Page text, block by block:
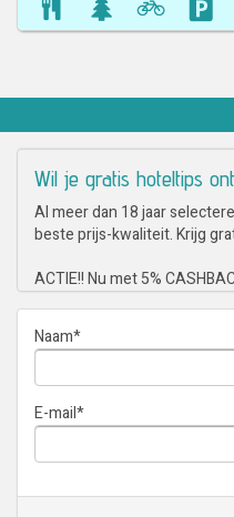
Wil je gratis hoteltips
Al meer dan 18 jaar
beste prijs-kwaliteit. Krijg
ACTIE!! Nu met 5%
Naam*
E-mail*